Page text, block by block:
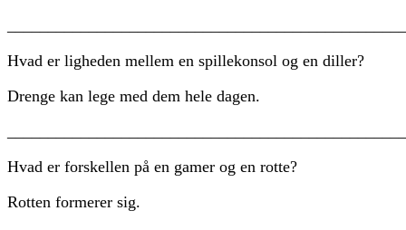
Hvad er ligheden mellem en spillekonsol og en diller?
Drenge kan lege med dem hele dagen.
Hvad er forskellen på en gamer og en rotte?
Rotten formerer sig.